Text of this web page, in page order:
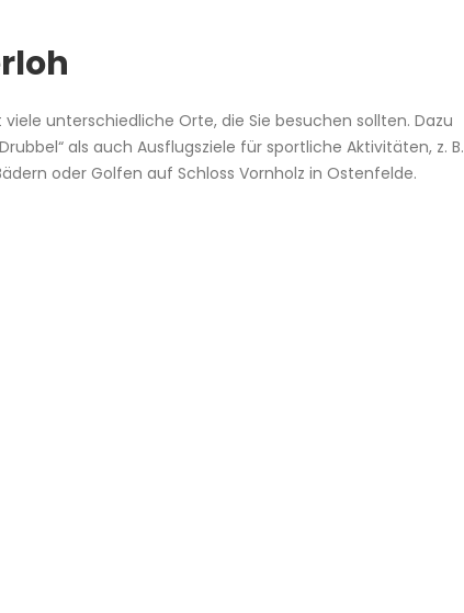
unterschiedliche Orte, die Sie besuchen sollten. Dazu
als auch Ausflugsziele für sportliche Aktivitäten, z. B.
oder Golfen auf Schloss Vornholz in Ostenfelde.